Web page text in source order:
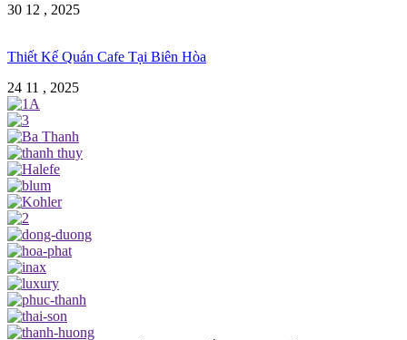
30 12 , 2025
Thiết Kế Quán Cafe Tại Biên Hòa
24 11 , 2025